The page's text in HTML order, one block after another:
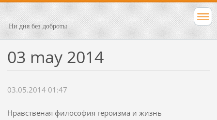
Ни дня без доброты
03 may 2014
03.05.2014 01:47
Нравственая философия героизма и жизнь